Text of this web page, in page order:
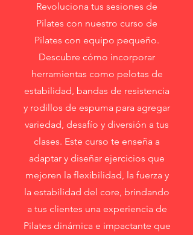
Revoluciona tus sesiones de
Pilates con nuestro curso de
Pilates con equipo pequeño.
Descubre cómo incorporar
herramientas como pelotas de
estabilidad, bandas de resistencia
y rodillos de espuma para agregar
variedad, desafío y diversión a tus
clases. Este curso te enseña a
adaptar y diseñar ejercicios que
mejoren la flexibilidad, la fuerza y
la estabilidad del core, brindando
a tus clientes una experiencia de
Pilates dinámica e impactante que